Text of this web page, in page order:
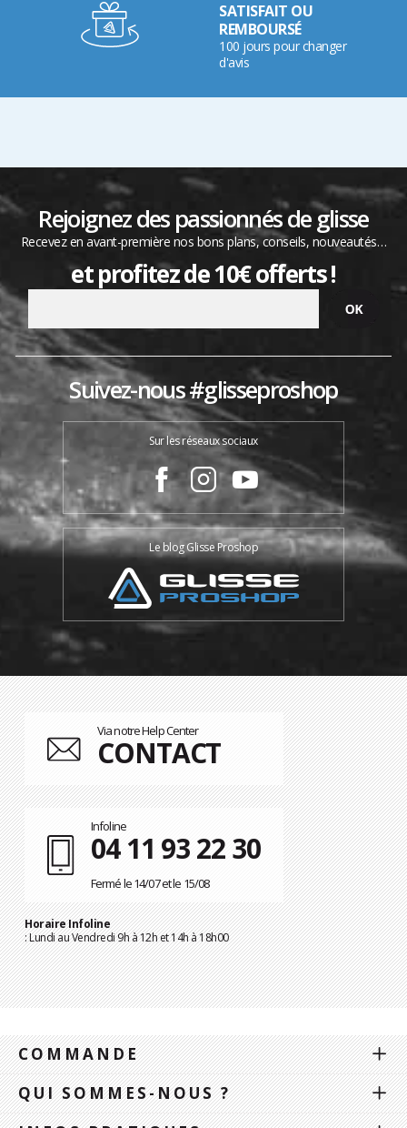
SATISFAIT OU
REMBOURSÉ
100 jours pour changer
d'avis
Rejoignez des passionnés de glisse
Recevez en avant-première nos bons plans, conseils, nouveautés…
et profitez de 10€ offerts !
Suivez-nous #glisseproshop
Sur les réseaux sociaux
Le blog Glisse Proshop
Via notre Help Center
CONTACT
Infoline
04 11 93 22 30
Fermé le 14/07 et le 15/08
Horaire Infoline
: Lundi au Vendredi 9h à 12h et 14h à 18h00
COMMANDE
QUI SOMMES-NOUS ?